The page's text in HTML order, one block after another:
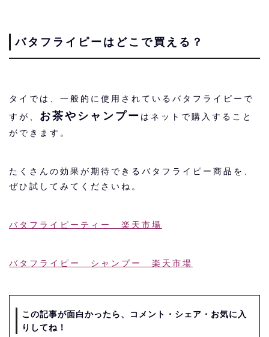
バタフライピーはどこで買える？
タイでは、一般的に使用されているバタフライピーで
すが、 お茶やシャンプー はネットで購入すること
ができます。
たくさんの効果が期待できるバタフライピー商品を、
ぜひ試してみてくださいね。
バタフライピーティー 楽天市場
バタフライピー シャンプー 楽天市場
この記事が面白かったら、コメント・シェア・お気に入
りしてね！